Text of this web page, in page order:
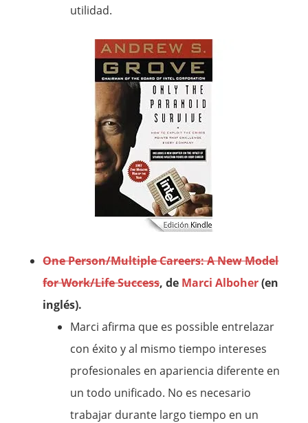
utilidad.
One Person/Multiple Careers: A New Model
for Work/Life Success, de Marci Alboher(en
inglés).
Marci afirma que es possible entrelazar
con éxito y al mismo tiempo intereses
profesionales en apariencia diferente en
un todo unificado. No es necesario
trabajar durante largo tiempo en un